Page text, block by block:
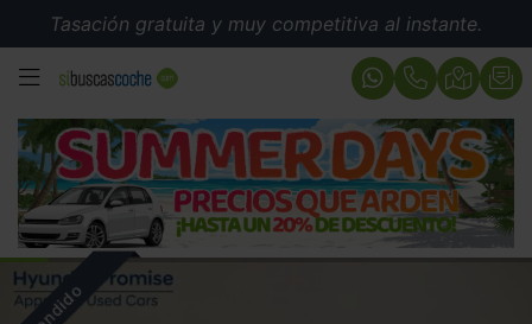
Tasación gratuita y muy competitiva al instante.
MENÚ